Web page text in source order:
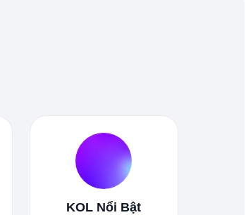
KOL Nổi Bật